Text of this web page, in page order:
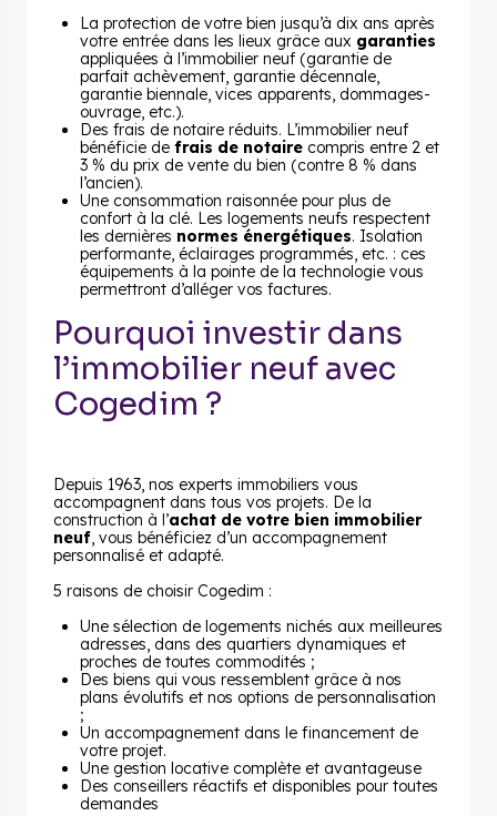
La protection de votre bien jusqu’à dix ans après
votre entrée dans les lieux grâce aux garanties
appliquées à l’immobilier neuf (garantie de
parfait achèvement, garantie décennale,
garantie biennale, vices apparents, dommages-
ouvrage, etc.).
Des frais de notaire réduits. L’immobilier neuf
bénéficie de frais de notaire compris entre 2 et
3 % du prix de vente du bien (contre 8 % dans
l’ancien).
Une consommation raisonnée pour plus de
confort à la clé. Les logements neufs respectent
les dernières normes énergétiques. Isolation
performante, éclairages programmés, etc. : ces
équipements à la pointe de la technologie vous
permettront d’alléger vos factures.
Pourquoi investir dans
l’immobilier neuf avec
Cogedim ?
Depuis 1963, nos experts immobiliers vous
accompagnent dans tous vos projets. De la
construction à l’achat de votre bien immobilier
neuf, vous bénéficiez d’un accompagnement
personnalisé et adapté.
5 raisons de choisir Cogedim :
Une sélection de logements nichés aux meilleures
adresses, dans des quartiers dynamiques et
proches de toutes commodités ;
Des biens qui vous ressemblent grâce à nos
plans évolutifs et nos options de personnalisation
;
Un accompagnement dans le financement de
votre projet.
Une gestion locative complète et avantageuse
Des conseillers réactifs et disponibles pour toutes
demandes